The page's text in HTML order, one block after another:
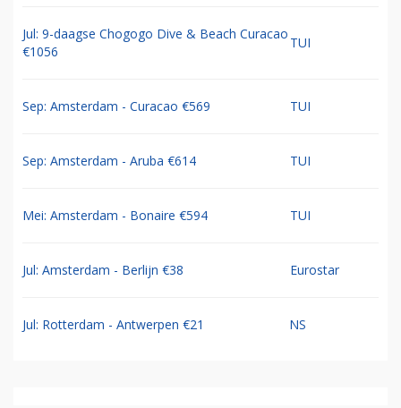
Jul: 9-daagse Chogogo Dive & Beach Curacao
€1056
TUI
Sep: Amsterdam - Curacao €569 TUI
Sep: Amsterdam - Aruba €614 TUI
Mei: Amsterdam - Bonaire €594 TUI
Jul: Amsterdam - Berlijn €38 Eurostar
Jul: Rotterdam - Antwerpen €21 NS